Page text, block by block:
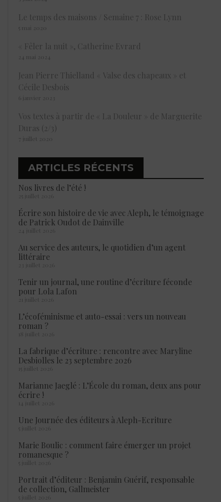
Le temps des maisons / Semaine 7 : Rose Lynn
5 mai 2020
« Fêler la nuit », Catherine Evrard
24 mai 2024
Jean Pierre Thielland « Valse des chapeaux » et
Cécile Desbois
6 janvier 2023
Vos textes à partir de « La Douleur » de Marguerite
Duras (2/3)
7 juillet 2020
ARTICLES RÉCENTS
Nos livres de l’été !
25 juillet 2026
Écrire son histoire de vie avec Aleph, le témoignage
de Patrick Oudot de Dainville
24 juillet 2026
Au service des auteurs, le quotidien d’un agent
littéraire
23 juillet 2026
Tenir un journal, une routine d’écriture féconde
pour Lola Lafon
21 juillet 2026
L’écoféminisme et auto-essai : vers un nouveau
roman ?
18 juillet 2026
La fabrique d’écriture : rencontre avec Maryline
Desbiolles le 23 septembre 2026
15 juillet 2026
Marianne Jaeglé : L’École du roman, deux ans pour
écrire !
14 juillet 2026
Une Journée des éditeurs à Aleph-Ecriture
5 juillet 2026
Marie Boulic : comment faire émerger un projet
romanesque ?
5 juillet 2026
Portrait d’éditeur : Benjamin Guérif, responsable
de collection, Gallmeister
5 juillet 2026